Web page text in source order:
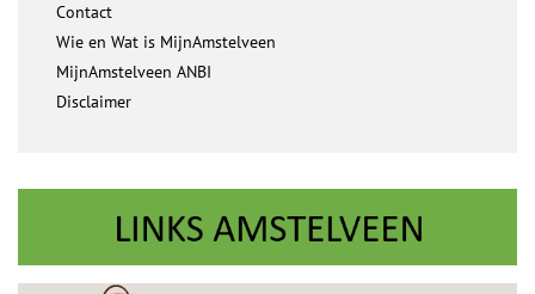
Contact
Wie en Wat is MijnAmstelveen
MijnAmstelveen ANBI
Disclaimer